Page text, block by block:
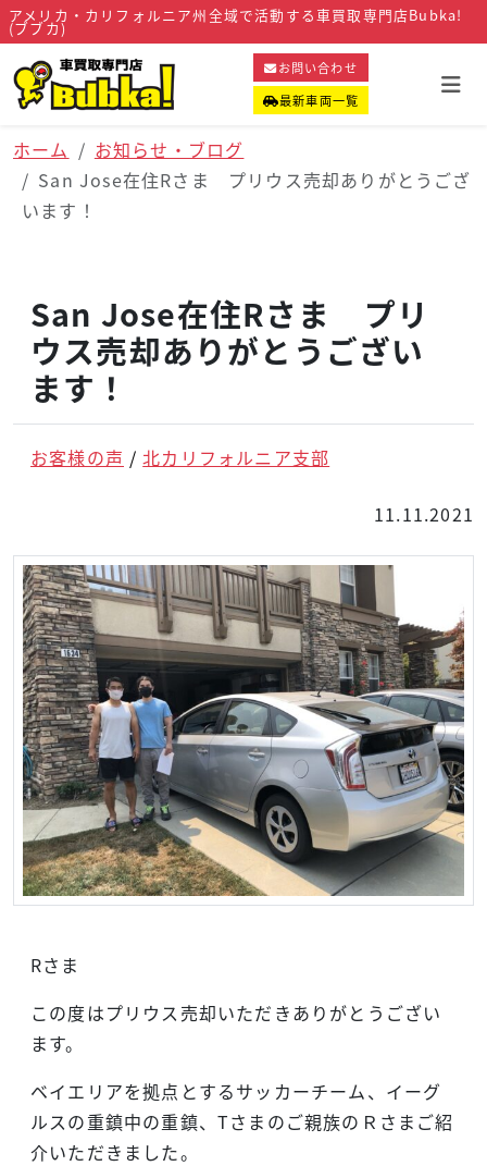
アメリカ・カリフォルニア州全域で活動する車買取専門店Bubka!
(ブブカ)
お問い合わせ
最新車両一覧
ホーム
お知らせ・ブログ
San Jose在住Rさま プリウス売却ありがとうござ
います！
San Jose在住Rさま プリ
ウス売却ありがとうござい
ます！
お客様の声 北カリフォルニア支部
11.11.2021
Rさま
この度はプリウス売却いただきありがとうござい
ます。
ベイエリアを拠点とするサッカーチーム、イーグ
ルスの重鎮中の重鎮、Tさまのご親族のＲさまご紹
介いただきました。